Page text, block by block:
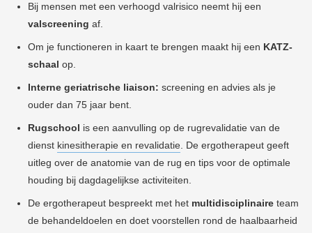
Bij mensen met een verhoogd valrisico neemt hij een
valscreening af.
Om je functioneren in kaart te brengen maakt hij een KATZ-
schaal op.
Interne geriatrische liaison: screening en advies als je
ouder dan 75 jaar bent.
Rugschool is een aanvulling op de rugrevalidatie van de
dienst kinesitherapie en revalidatie . De ergotherapeut geeft
uitleg over de anatomie van de rug en tips voor de optimale
houding bij dagdagelijkse activiteiten.
De ergotherapeut bespreekt met het multidisciplinaire team
de behandeldoelen en doet voorstellen rond de haalbaarheid